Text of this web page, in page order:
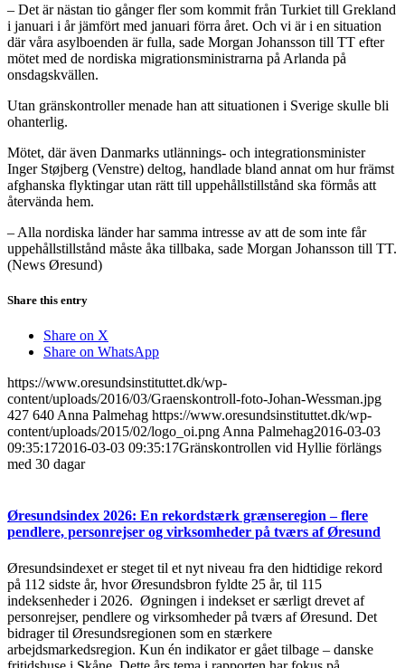
– Det är nästan tio gånger fler som kommit från Turkiet till Grekland
i januari i år jämfört med januari förra året. Och vi är i en situation
där våra asylboenden är fulla, sade Morgan Johansson till TT efter
mötet med de nordiska migrationsministrarna på Arlanda på
onsdagskvällen.
Utan gränskontroller menade han att situationen i Sverige skulle bli
ohanterlig.
Mötet, där även Danmarks utlännings- och integrationsminister
Inger Støjberg (Venstre) deltog, handlade bland annat om hur främst
afghanska flyktingar utan rätt till uppehållstillstånd ska förmås att
återvända hem.
– Alla nordiska länder har samma intresse av att de som inte får
uppehållstillstånd måste åka tillbaka, sade Morgan Johansson till TT.
(News Øresund)
Share this entry
Share on X
Share on WhatsApp
https://www.oresundsinstituttet.dk/wp-
content/uploads/2016/03/Graenskontroll-foto-Johan-Wessman.jpg
427 640 Anna Palmehag https://www.oresundsinstituttet.dk/wp-
content/uploads/2015/02/logo_oi.png Anna Palmehag2016-03-03
09:35:172016-03-03 09:35:17Gränskontrollen vid Hyllie förlängs
med 30 dagar
Øresundsindex 2026: En rekordstærk grænseregion – flere
pendlere, personrejser og virksomheder på tværs af Øresund
Øresundsindexet er steget til et nyt niveau fra den hidtidige rekord
på 112 sidste år, hvor Øresundsbron fyldte 25 år, til 115
indeksenheder i 2026. Øgningen i indekset er særligt drevet af
personrejser, pendlere og virksomheder på tværs af Øresund. Det
bidrager til Øresundsregionen som en stærkere
arbejdsmarkedsregion. Kun én indikator er gået tilbage – danske